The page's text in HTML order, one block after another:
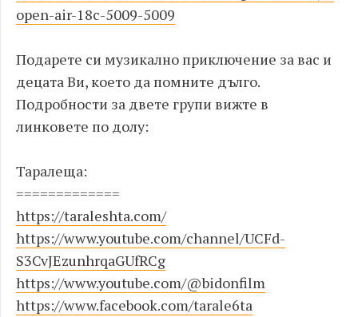
open-air-18c-5009-5009
Подарете си музикално приключение за вас и
децата Ви, което да помните дълго.
Подробности за двете групи вижте в
линковете по долу:
Таралеща:
=============
https://taraleshta.com/
https://www.youtube.com/channel/UCFd-
S3CvJEzunhrqaGUfRCg
https://www.youtube.com/@bidonfilm
https://www.facebook.com/tarale6ta